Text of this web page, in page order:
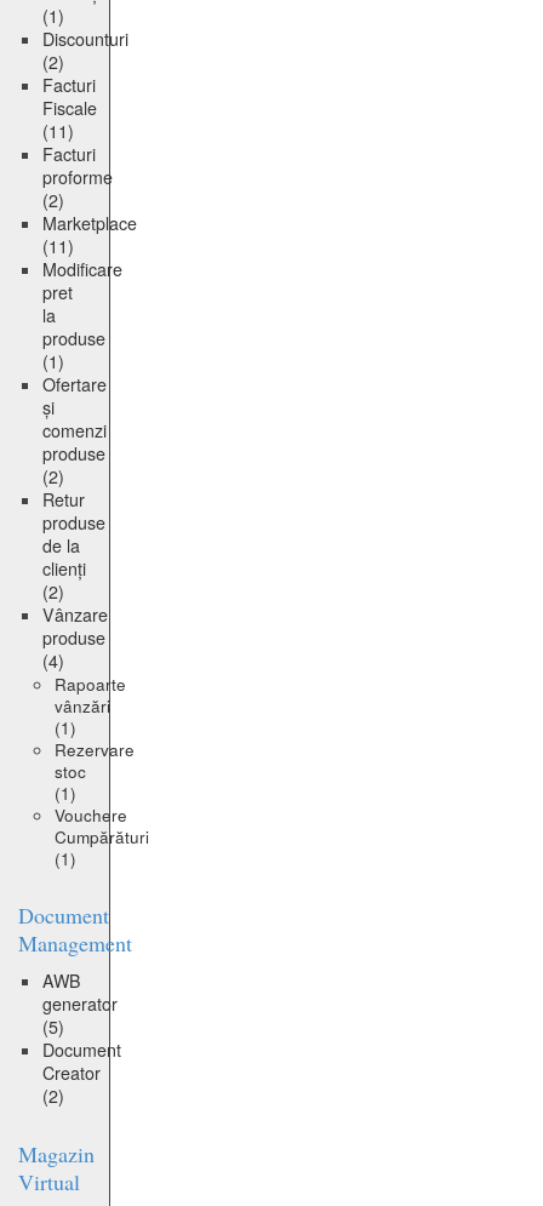
(1)
Discounturi
(2)
Facturi
Fiscale
(11)
Facturi
proforme
(2)
Marketplace
(11)
Modificare
pret
la
produse
(1)
Ofertare
și
comenzi
produse
(2)
Retur
produse
de la
clienți
(2)
Vânzare
produse
(4)
Rapoarte
vânzări
(1)
Rezervare
stoc
(1)
Vouchere
Cumpărături
(1)
Document
Management
AWB
generator
(5)
Document
Creator
(2)
Magazin
Virtual